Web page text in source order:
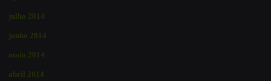
julho 2014
junho 2014
maio 2014
abril 2014